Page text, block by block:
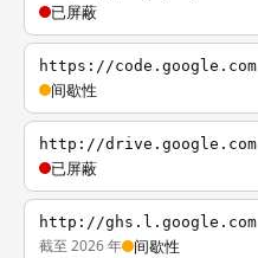
已屏蔽
https://code.google.com
间歇性
http://drive.google.com
已屏蔽
http://ghs.l.google.com
截至 2026 年 间歇性